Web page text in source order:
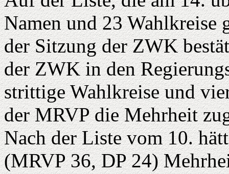
Namen und 23 Wahlkreise
der Sitzung der ZWK
der ZWK in den
strittige Wahlkreise und
der MRVP die Mehrheit
Nach der Liste vom 10.
(MRVP 36, DP 24)